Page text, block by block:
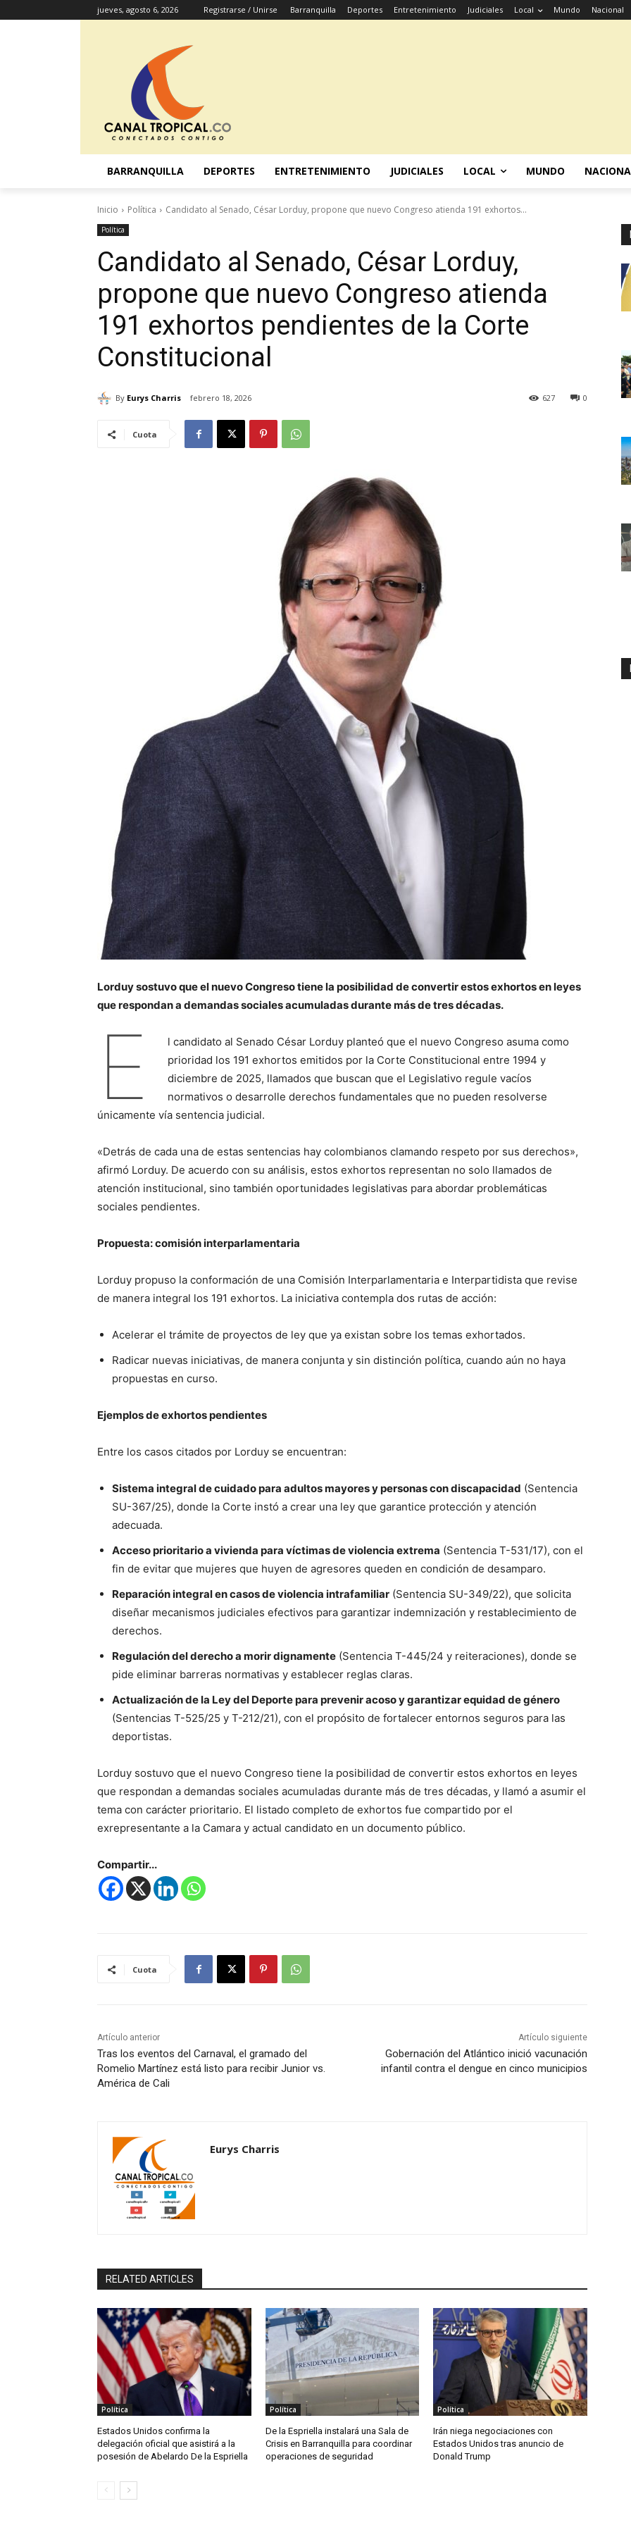
jueves, agosto 6, 2026 Registrarse / Unirse Barranquilla Deportes Entretenimiento Judiciales Local Mundo Nacional
BARRANQUILLA DEPORTES ENTRETENIMIENTO JUDICIALES LOCAL MUNDO
Inicio Política Candidato al Senado, César Lorduy, propone que nuevo Congreso atienda 191 exhortos...
Política
Candidato al Senado, César Lorduy,
propone que nuevo Congreso atienda
191 exhortos pendientes de la Corte
Constitucional
By Eurys Charris febrero 18, 2026 0
627
Cuota
Lorduy sostuvo que el nuevo Congreso tiene la posibilidad de convertir estos exhortos en leyes
que respondan a demandas sociales acumuladas durante más de tres décadas.
E
l candidato al Senado César Lorduy planteó que el nuevo Congreso asuma como
prioridad los 191 exhortos emitidos por la Corte Constitucional entre 1994 y
diciembre de 2025, llamados que buscan que el Legislativo regule vacíos
normativos o desarrolle derechos fundamentales que no pueden resolverse
únicamente vía sentencia judicial.
«Detrás de cada una de estas sentencias hay colombianos clamando respeto por sus derechos»,
afirmó Lorduy. De acuerdo con su análisis, estos exhortos representan no solo llamados de
atención institucional, sino también oportunidades legislativas para abordar problemáticas
sociales pendientes.
Propuesta: comisión interparlamentaria
Lorduy propuso la conformación de una Comisión Interparlamentaria e Interpartidista que revise
de manera integral los 191 exhortos. La iniciativa contempla dos rutas de acción:
Acelerar el trámite de proyectos de ley que ya existan sobre los temas exhortados.
Radicar nuevas iniciativas, de manera conjunta y sin distinción política, cuando aún no haya
propuestas en curso.
Ejemplos de exhortos pendientes
Entre los casos citados por Lorduy se encuentran:
Sistema integral de cuidado para adultos mayores y personas con discapacidad (Sentencia
SU-367/25), donde la Corte instó a crear una ley que garantice protección y atención
adecuada.
Acceso prioritario a vivienda para víctimas de violencia extrema (Sentencia T-531/17), con el
fin de evitar que mujeres que huyen de agresores queden en condición de desamparo.
Reparación integral en casos de violencia intrafamiliar (Sentencia SU-349/22), que solicita
diseñar mecanismos judiciales efectivos para garantizar indemnización y restablecimiento de
derechos.
Regulación del derecho a morir dignamente (Sentencia T-445/24 y reiteraciones), donde se
pide eliminar barreras normativas y establecer reglas claras.
Actualización de la Ley del Deporte para prevenir acoso y garantizar equidad de género
(Sentencias T-525/25 y T-212/21), con el propósito de fortalecer entornos seguros para las
deportistas.
Lorduy sostuvo que el nuevo Congreso tiene la posibilidad de convertir estos exhortos en leyes
que respondan a demandas sociales acumuladas durante más de tres décadas, y llamó a asumir el
tema con carácter prioritario. El listado completo de exhortos fue compartido por el
exrepresentante a la Camara y actual candidato en un documento público.
Compartir...
Cuota
Artículo anterior
Tras los eventos del Carnaval, el gramado del
Romelio Martínez está listo para recibir Junior vs.
América de Cali
Artículo siguiente
Gobernación del Atlántico inició vacunación
infantil contra el dengue en cinco municipios
Eurys Charris
RELATED ARTICLES
Política
Estados Unidos confirma la
delegación oficial que asistirá a la
posesión de Abelardo De la Espriella
Política
De la Espriella instalará una Sala de
Crisis en Barranquilla para coordinar
operaciones de seguridad
Política
Irán niega negociaciones con
Estados Unidos tras anuncio de
Donald Trump